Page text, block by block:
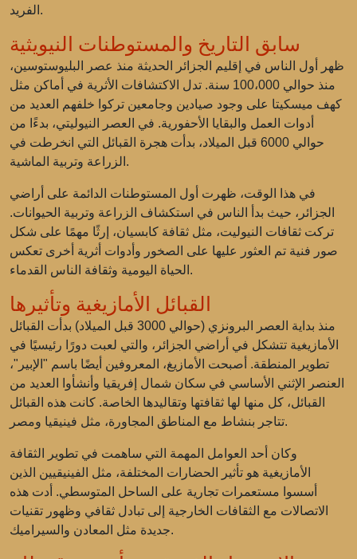
الفريد.
سابق التاريخ والمستوطنات النيويثية
ظهر أول الناس في إقليم الجزائر الحديثة منذ عصر البليوستوسين،
منذ حوالي 100،000 سنة. تدل الاكتشافات الأثرية في أماكن مثل
كهف ميسكيتا على وجود صيادين وجامعين تركوا خلفهم العديد من
أدوات العمل والبقايا الأحفورية. في العصر النيوليتي، بدءًا من
حوالي 6000 قبل الميلاد، بدأت هجرة القبائل التي انخرطت في
الزراعة وتربية الماشية.
في هذا الوقت، ظهرت أول المستوطنات الدائمة على أراضي
الجزائر، حيث بدأ الناس في استكشاف الزراعة وتربية الحيوانات.
تركت ثقافات النيوليت، مثل ثقافة كابسيان، إرثًا مهمًا على شكل
صور فنية تم العثور عليها على الصخور وأدوات أثرية أخرى تعكس
الحياة اليومية وثقافة الناس القدماء.
القبائل الأمازيغية وتأثيرها
منذ بداية العصر البرونزي (حوالي 3000 قبل الميلاد) بدأت القبائل
الأمازيغية تتشكل في أراضي الجزائر، والتي لعبت دورًا رئيسيًا في
تطوير المنطقة. أصبحت الأمازيغ، المعروفين أيضًا باسم "الإبير"،
العنصر الإثني الأساسي في سكان شمال إفريقيا وأنشأوا العديد من
القبائل، كل منها لها ثقافتها وتقاليدها الخاصة. كانت هذه القبائل
تتاجر بنشاط مع المناطق المجاورة، مثل فينيقيا ومصر.
وكان أحد العوامل المهمة التي ساهمت في تطوير الثقافة
الأمازيغية هو تأثير الحضارات المختلفة، مثل الفينيقيين الذين
أسسوا مستعمرات تجارية على الساحل المتوسطي. أدت هذه
الاتصالات مع الثقافات الخارجية إلى تبادل ثقافي وظهور تقنيات
جديدة مثل المعادن والسيراميك.